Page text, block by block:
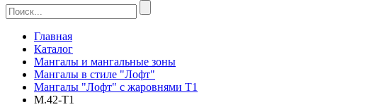
Главная
Каталог
Мангалы и мангальные зоны
Мангалы в стиле "Лофт"
Мангалы "Лофт" с жаровнями Т1
М.42-Т1